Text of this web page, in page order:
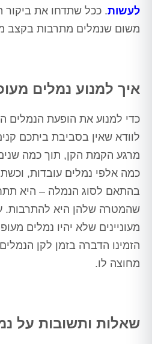
לעשות. ככל שתדחו את ביקור
משום שנמלים מתרבות בקצב
איך למנוע נמלים
כדי למנוע את הופעת הנמלים
לוודא שאין בסביבת ביתכם
מרגע הקמת הקן, תוך כמה
כמה אלפי נמלים עובדות,
בהתאם לסוג הנמלה – היא
שהמטרה שלהן היא להתרבות.
מעוניינים שלא יהיו נמלים
הזמינו הדברה בזמן לקן
מחוצה לו.
שאלות ותשובות על